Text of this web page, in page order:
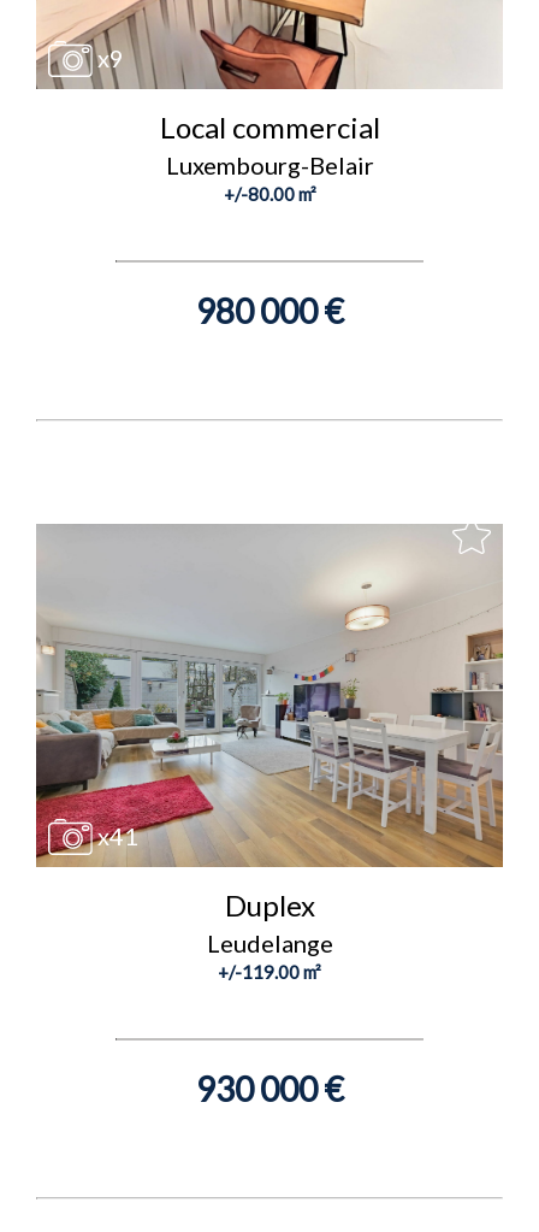
x9
Local commercial
Luxembourg-Belair
+/-80.00 m²
980 000 €
x41
Duplex
Leudelange
+/-119.00 m²
930 000 €